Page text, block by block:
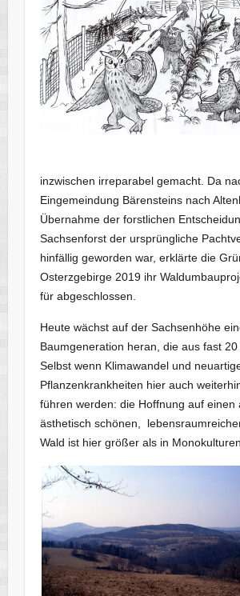
inzwischen irreparabel gemacht. Da
Eingemeindung Bärensteins nach
Übernahme der forstlichen
Sachsenforst der ursprüngliche
hinfällig geworden war, erklärte die
Osterzgebirge 2019 ihr
für abgeschlossen.
Heute wächst auf der Sachsenhöhe
Baumgeneration heran, die aus fast 20
Selbst wenn Klimawandel und
Pflanzenkrankheiten hier auch
führen werden: die Hoffnung auf einen
ästhetisch schönen,
Wald ist hier größer als in Monokulturen.